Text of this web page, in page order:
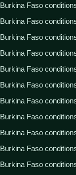
Burkina Faso
Burkina Faso
Burkina Faso
Burkina Faso
Burkina Faso
Burkina Faso
Burkina Faso
Burkina Faso
Burkina Faso
Burkina Faso
Burkina Faso